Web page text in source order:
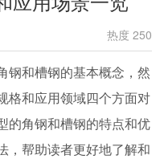
热度 250
钢和槽钢的基本概念，然
格和应用领域四个方面对
的角钢和槽钢的特点和优
，帮助读者更好地了解和